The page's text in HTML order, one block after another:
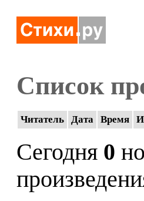
Список
Читатель Дата Время
Сегодня 0